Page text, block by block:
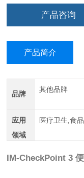
产品咨询
产品简介
品牌
其他品牌
应用
领域
医疗卫生,食
IM-CheckPoint 3 便